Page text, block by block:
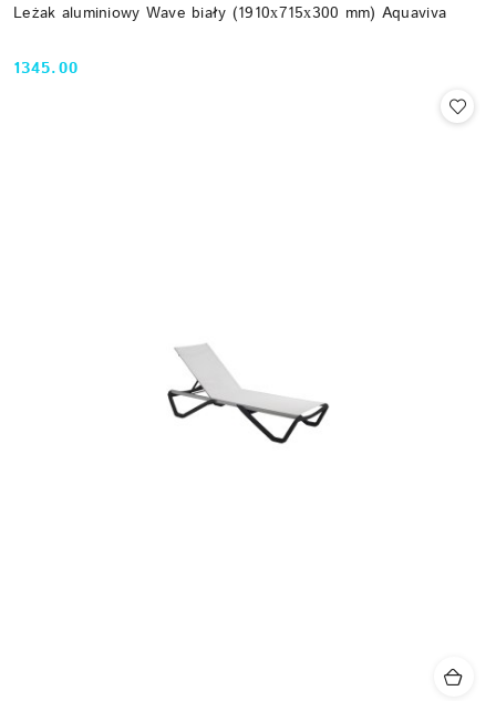
Leżak aluminiowy Wave biały (1910х715х300 mm) Aquaviva
Cena:
1345.00